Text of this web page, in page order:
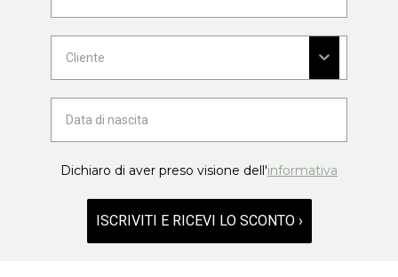
Dichiaro di aver preso visione dell'informativa
ISCRIVITI E RICEVI LO SCONTO ›